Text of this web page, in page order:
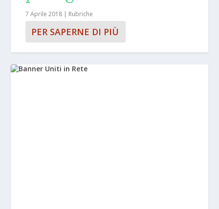
7 Aprile 2018 | Rubriche
PER SAPERNE DI PIÙ